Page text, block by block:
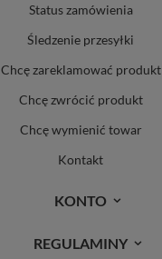
Status zamówienia
Śledzenie przesyłki
Chcę zareklamować produkt
Chcę zwrócić produkt
Chcę wymienić towar
Kontakt
KONTO
REGULAMINY